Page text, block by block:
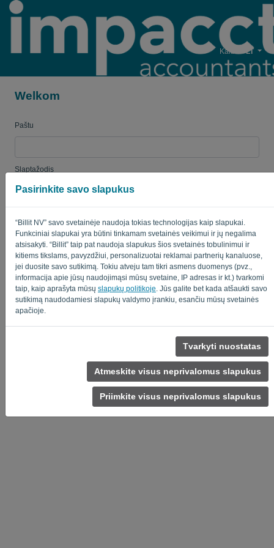
Pasirinkite savo slapukus
“Billit NV” savo svetainėje naudoja tokias technologijas kaip slapukai.
Funkciniai slapukai yra būtini tinkamam svetainės veikimui ir jų negalima
atsisakyti. “Billit” taip pat naudoja slapukus šios svetainės tobulinimui ir
kitiems tikslams, pavyzdžiui, personalizuotai reklamai partnerių kanaluose,
jei duosite savo sutikimą. Tokiu atveju tam tikri asmens duomenys (pvz.,
informacija apie jūsų naudojimąsi mūsų svetaine, IP adresas ir kt.) tvarkomi
taip, kaip aprašyta mūsų slapukų politikoje . Jūs galite bet kada atšaukti savo
sutikimą naudodamiesi slapukų valdymo įrankiu, esančiu mūsų svetainės
apačioje.
Tvarkyti nuostatas
Atmeskite visus neprivalomus slapukus
Priimkite visus neprivalomus slapukus
Kalba: LT
Welkom
Paštu
Slaptažodis
Primink man Pamiršau slapta?
PRISIJUNGTI